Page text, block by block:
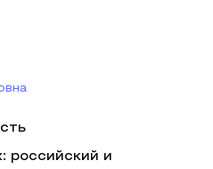
российский и